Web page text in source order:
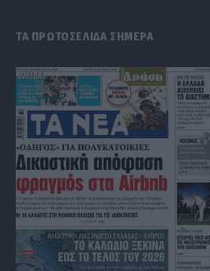
ΤΑ ΠΡΩΤΟΣΕΛΙΔΑ ΣΗΜΕΡΑ